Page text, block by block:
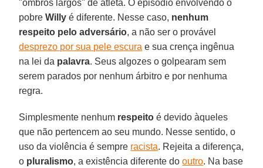
"ombros largos" de atleta. O episódio envolvendo o
pobreWilly é diferente. Nesse caso, nenhum
respeito pelo adversário, a não ser o provável
desprezo por sua pele escura e sua crença ingênua
na lei da palavra. Seus algozes o golpearam sem
serem parados por nenhum árbitro e por nenhuma
regra.
Simplesmente nenhum respeito é devido àqueles
que não pertencem ao seu mundo. Nesse sentido, o
uso da violência é sempre racista. Rejeita a diferença,
o pluralismo, a existência diferente dooutro. Na base